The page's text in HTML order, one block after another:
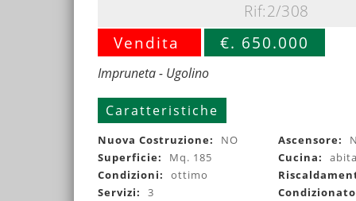
Rif:2/308
Vendita
€. 650.000
Impruneta - Ugolino
Caratteristiche
Nuova Costruzione:
NO
Superficie:
Mq. 185
Condizioni:
ottimo
Servizi:
3
Ascensore:
Cucina: